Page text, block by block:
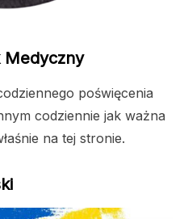
Medyczny
poświęcenia
codziennie jak ważna
na tej stronie.